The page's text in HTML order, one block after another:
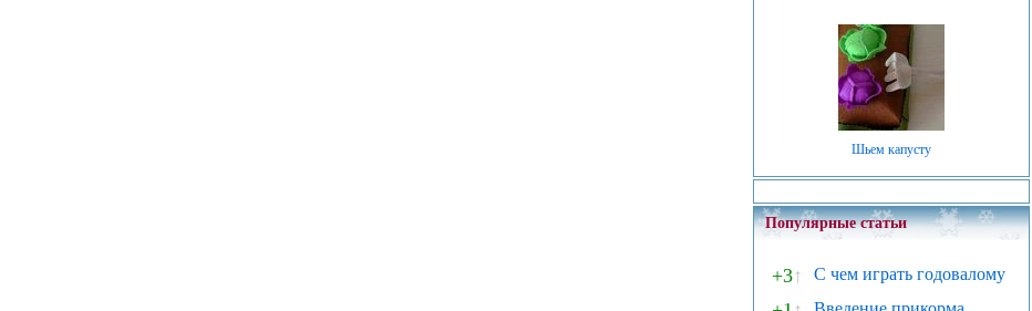
Шьем капусту
Популярные статьи
+3↑ С чем играть годовалому